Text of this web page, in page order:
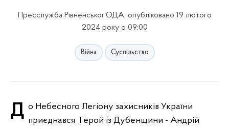
Пресслужба Рівненської ОДА, опубліковано 19 лютого
2024 року о 09:00
Війна Суспільство
До Небесного Легіону захисників України приєднався Герой із Дубенщини - Андрій